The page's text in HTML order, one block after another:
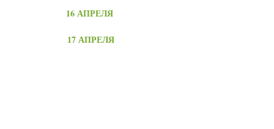
16 АПРЕЛЯ
17 АПРЕЛЯ